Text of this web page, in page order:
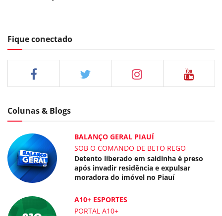
Fique conectado
Colunas & Blogs
BALANÇO GERAL PIAUÍ
SOB O COMANDO DE BETO REGO
Detento liberado em saidinha é preso
após invadir residência e expulsar
moradora do imóvel no Piauí
A10+ ESPORTES
PORTAL A10+